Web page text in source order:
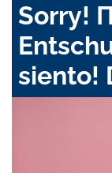
Sorry!
siento!